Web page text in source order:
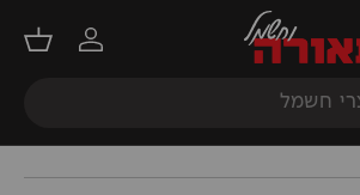
התחברות
סל
שירות לקוחות מקצועי